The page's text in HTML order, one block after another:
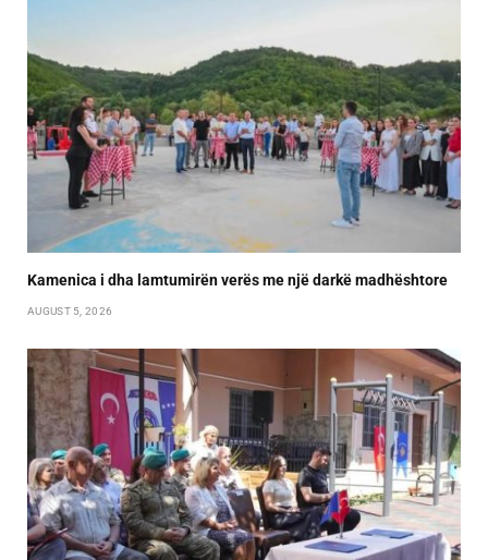
Kamenica i dha lamtumirën verës me një darkë madhështore
AUGUST 5, 2026